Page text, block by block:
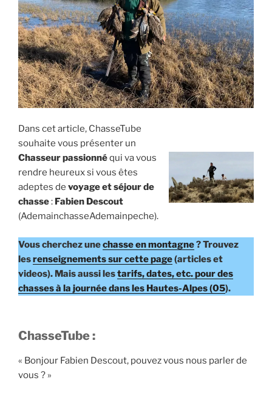
Dans cet article, ChasseTube
souhaite vous présenter un
Chasseur passionnéqui va vous
rendre heureux si vous êtes
adeptes de voyage et séjour de
chasse: Fabien Descout
(AdemainchasseAdemainpeche).
Vous cherchez unechasse en montagne? Trouvez
lesrenseignements sur cette page(articles et
videos). Mais aussi lestarifs, dates, etc. pour des
chasses à la journée dans les Hautes-Alpes (05).
ChasseTube :
« Bonjour Fabien Descout, pouvez vous nous parler de
vous ? »